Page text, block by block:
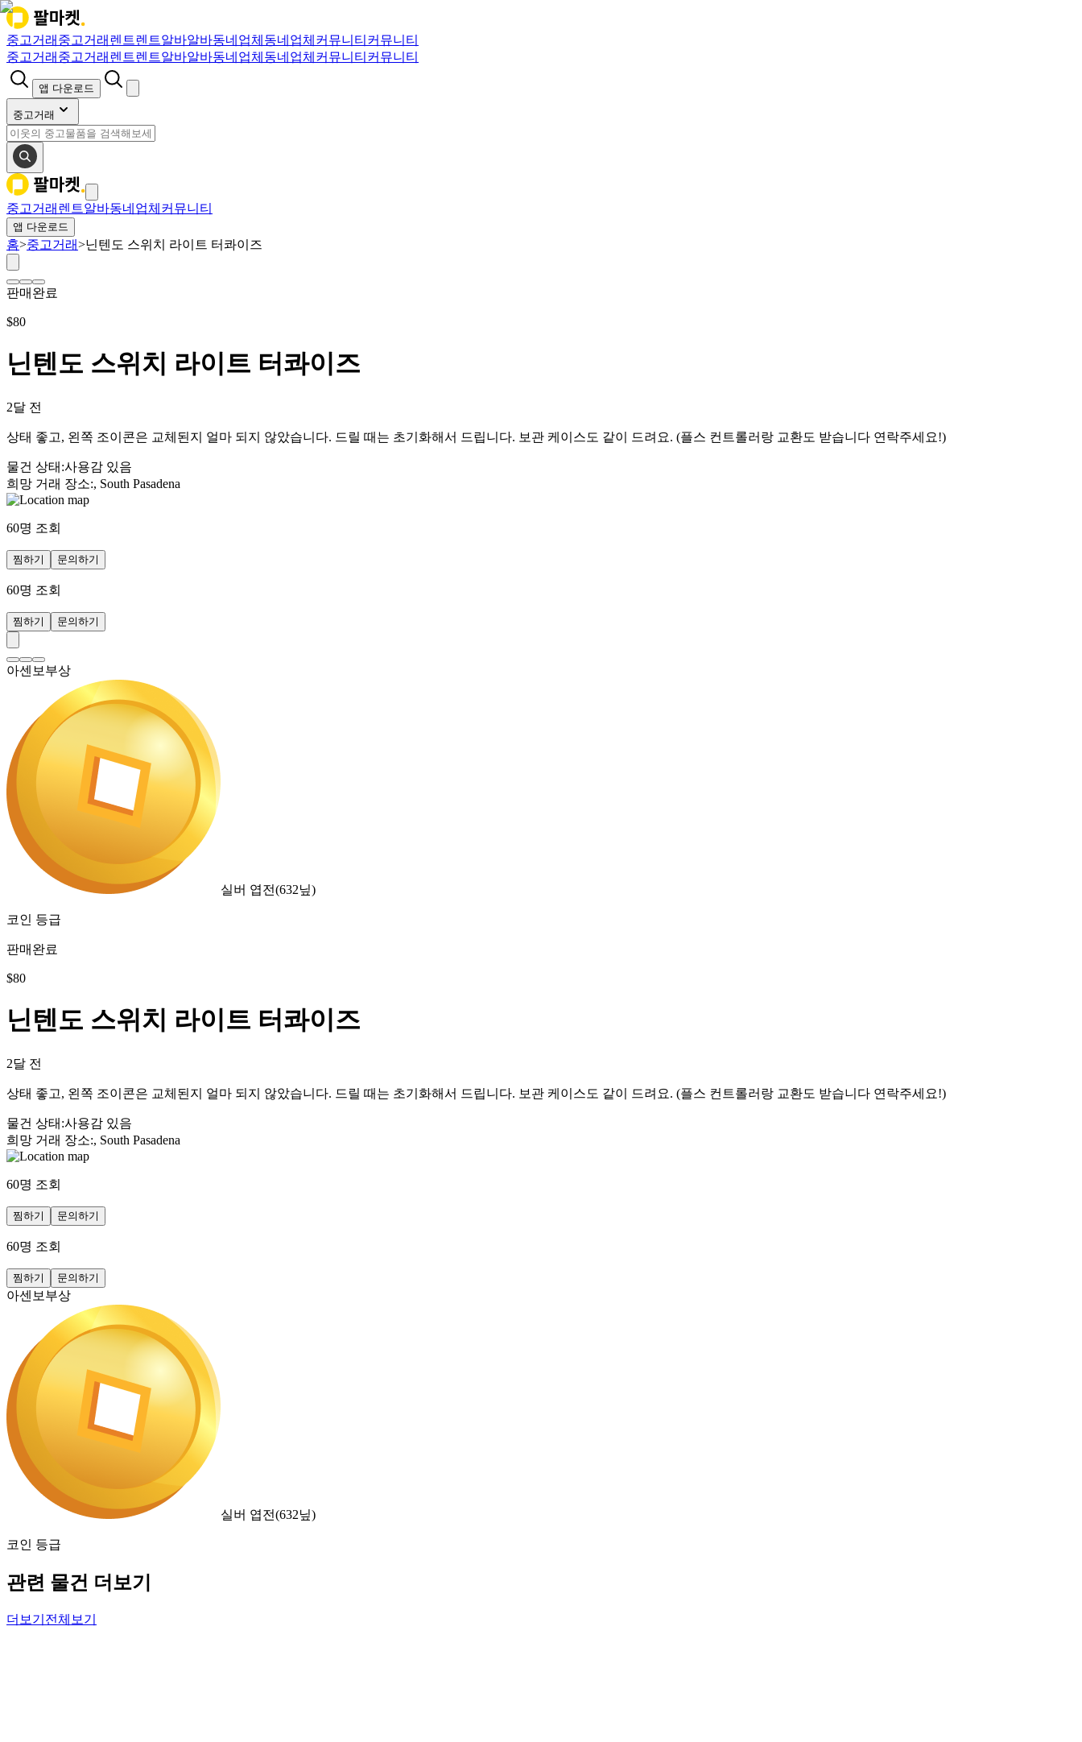
중고거래 중고거래 렌트렌트알바알바동네업체 동네업체 커뮤니티 커뮤니티
중고거래 중고거래 렌트렌트알바알바동네업체 동네업체 커뮤니티 커뮤니티
앱 다운로드
중고거래
중고거래 렌트알바동네업체 커뮤니티
앱 다운로드
홈>중고거래>닌텐도 스위치 라이트 터콰이즈
판매완료
$80
닌텐도 스위치 라이트 터콰이즈
2달 전
상태 좋고, 왼쪽 조이콘은 교체된지 얼마 되지 않았습니다. 드릴 때는 초기화해서 드립니다. 보관 케이스도 같이 드려요. (플스 컨트롤러랑 교환도 받습니다 연락주세요!)
물건 상태 :사용감 있음
희망 거래 장소:, South Pasadena
60명 조회
찜하기 문의하기
60명 조회
찜하기 문의하기
아센보부상
실버 엽전(632닢)
코인 등급
판매완료
$80
닌텐도 스위치 라이트 터콰이즈
2달 전
상태 좋고, 왼쪽 조이콘은 교체된지 얼마 되지 않았습니다. 드릴 때는 초기화해서 드립니다. 보관 케이스도 같이 드려요. (플스 컨트롤러랑 교환도 받습니다 연락주세요!)
물건 상태 :사용감 있음
희망 거래 장소:, South Pasadena
60명 조회
찜하기 문의하기
60명 조회
찜하기 문의하기
아센보부상
실버 엽전(632닢)
코인 등급
관련 물건 더보기
더보기 전체보기